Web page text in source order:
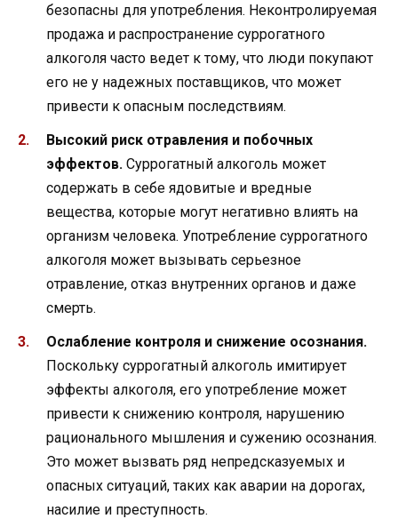
безопасны для употребления. Неконтролируемая
продажа и распространение суррогатного
алкоголя часто ведет к тому, что люди покупают
его не у надежных поставщиков, что может
привести к опасным последствиям.
Высокий риск отравления и побочных
эффектов. Суррогатный алкоголь может
содержать в себе ядовитые и вредные
вещества, которые могут негативно влиять на
организм человека. Употребление суррогатного
алкоголя может вызывать серьезное
отравление, отказ внутренних органов и даже
смерть.
Ослабление контроля и снижение осознания.
Поскольку суррогатный алкоголь имитирует
эффекты алкоголя, его употребление может
привести к снижению контроля, нарушению
рационального мышления и сужению осознания.
Это может вызвать ряд непредсказуемых и
опасных ситуаций, таких как аварии на дорогах,
насилие и преступность.